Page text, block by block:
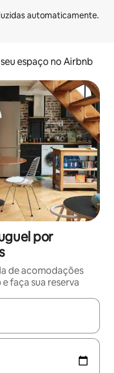
espaço no Airbnb
por
de acomodações
faça sua reserva
explore-os